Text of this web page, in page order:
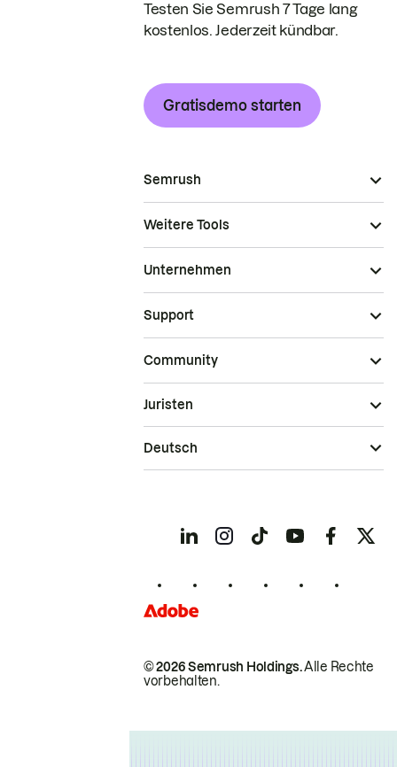
Testen Sie Semrush 7 Tage lang
kostenlos. Jederzeit kündbar.
Gratisdemo starten
Semrush
Weitere Tools
Unternehmen
Support
Community
© 2026 Semrush Holdings.Alle Rechte
vorbehalten.
Juristen
Deutsch